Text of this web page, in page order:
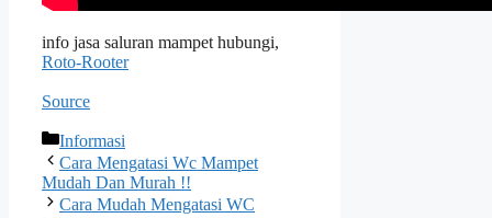
info jasa saluran mampet hubungi,
Roto-Rooter
Source
Kategori
Informasi
Cara Mengatasi Wc Mampet
Mudah Dan Murah !!
Cara Mudah Mengatasi WC